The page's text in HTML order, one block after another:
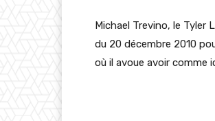
Michael Trevino, le Tyler
du 20 décembre 2010
où il avoue avoir comme